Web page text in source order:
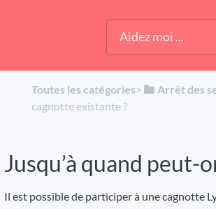
Toutes les catégories​>​ ​Arrêt des
cagnotte existante ?
Jusqu’à quand peut-
Il est possible de participer à une cagnotte